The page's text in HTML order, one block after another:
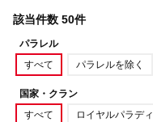
該当件数 50件
パラレル
すべて
パラレルを除く
国家・クラン
すべて
ロイヤルパラデ